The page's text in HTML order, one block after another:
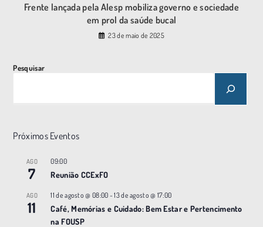
Frente lançada pela Alesp mobiliza governo e sociedade
em prol da saúde bucal
23 de maio de 2025
Pesquisar
Próximos Eventos
AGO
7
09:00
Reunião CCExFO
AGO
11
11 de agosto @ 08:00 -13 de agosto @ 17:00
Café, Memórias e Cuidado: Bem Estar e Pertencimento
na FOUSP